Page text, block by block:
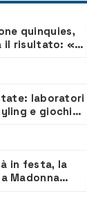
quinquies,
il risultato: «La
laboratori
e giochi
in festa, la
Madonna